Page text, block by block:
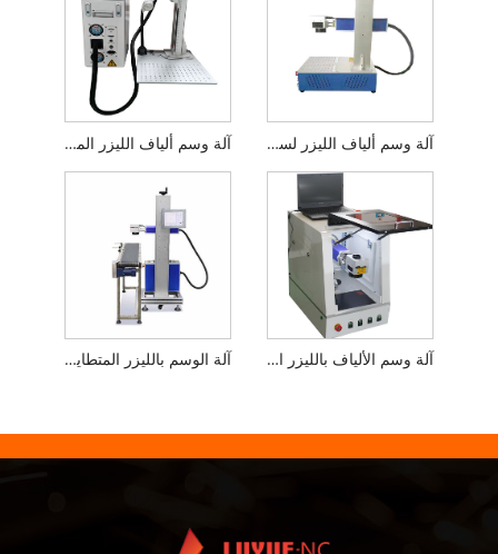
آلة وسم ألياف الليزر المحمولة آلة وسم ألياف الليزر لسطح المكتب المصغرة
آلة الوسم بالليزر المتطايرة لخط الإنتاج آلة وسم الألياف بالليزر المغلقة